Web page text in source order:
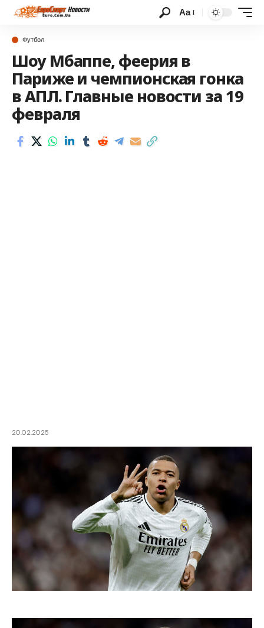
Аа
Футбол
Шоу Мбаппе, феерия в
Париже и чемпионская гонка
в АПЛ. Главные новости за 19
февраля
20.02.2025